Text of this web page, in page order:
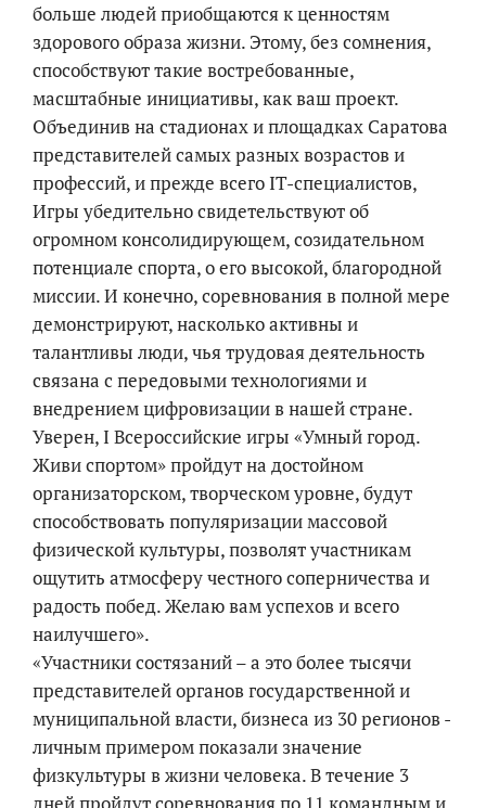
больше людей приобщаются к ценностям
здорового образа жизни. Этому, без сомнения,
способствуют такие востребованные,
масштабные инициативы, как ваш проект.
Объединив на стадионах и площадках Саратова
представителей самых разных возрастов и
профессий, и прежде всего IT-специалистов,
Игры убедительно свидетельствуют об
огромном консолидирующем, созидательном
потенциале спорта, о его высокой, благородной
миссии. И конечно, соревнования в полной мере
демонстрируют, насколько активны и
талантливы люди, чья трудовая деятельность
связана с передовыми технологиями и
внедрением цифровизации в нашей стране.
Уверен, I Всероссийские игры «Умный город.
Живи спортом» пройдут на достойном
организаторском, творческом уровне, будут
способствовать популяризации массовой
физической культуры, позволят участникам
ощутить атмосферу честного соперничества и
радость побед. Желаю вам успехов и всего
наилучшего».
«Участники состязаний – а это более тысячи
представителей органов государственной и
муниципальной власти, бизнеса из 30 регионов -
личным примером показали значение
физкультуры в жизни человека. В течение 3